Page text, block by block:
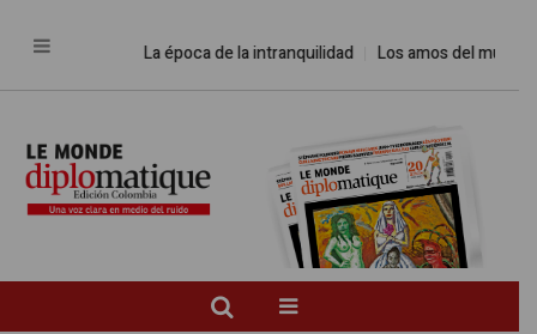
La época de la intranquilidad Los amos del mundo